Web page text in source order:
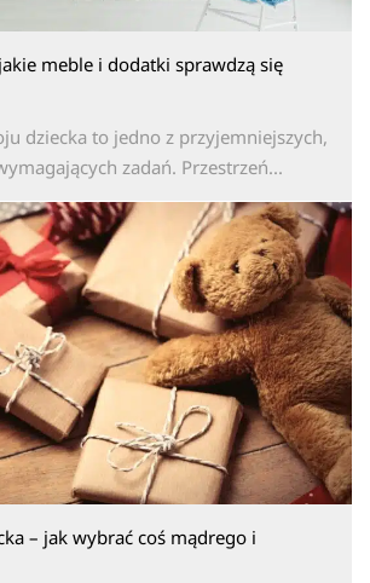
meble i dodatki sprawdzą się
dziecka to jedno z przyjemniejszych,
zadań. Przestrzeń...
– jak wybrać coś mądrego i